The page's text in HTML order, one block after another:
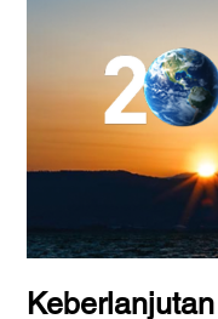
Keberlanjutan